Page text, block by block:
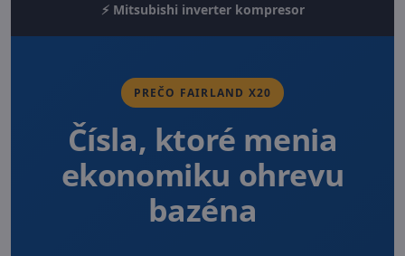
⚡ Mitsubishi inverter kompresor
PREČO FAIRLAND X20
Čísla, ktoré menia
ekonomiku ohrevu
bazéna